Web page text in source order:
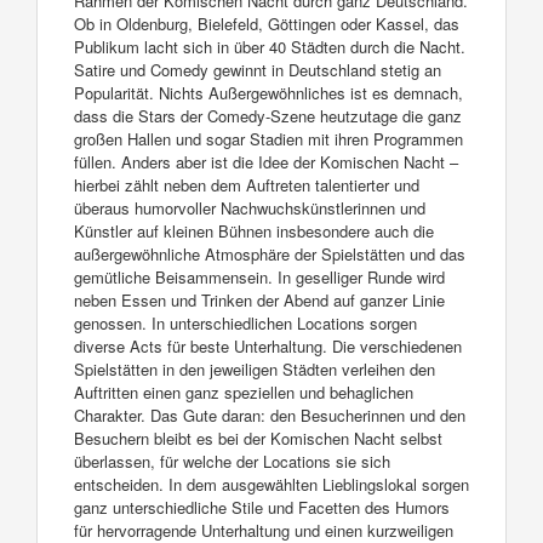
Ob in Oldenburg, Bielefeld, Göttingen oder Kassel, das
Publikum lacht sich in über 40 Städten durch die Nacht.
Satire und Comedy gewinnt in Deutschland stetig an
Popularität. Nichts Außergewöhnliches ist es demnach,
dass die Stars der Comedy-Szene heutzutage die ganz
großen Hallen und sogar Stadien mit ihren Programmen
füllen. Anders aber ist die Idee der Komischen Nacht –
hierbei zählt neben dem Auftreten talentierter und
überaus humorvoller Nachwuchskünstlerinnen und
Künstler auf kleinen Bühnen insbesondere auch die
außergewöhnliche Atmosphäre der Spielstätten und das
gemütliche Beisammensein. In geselliger Runde wird
neben Essen und Trinken der Abend auf ganzer Linie
genossen. In unterschiedlichen Locations sorgen
diverse Acts für beste Unterhaltung. Die verschiedenen
Spielstätten in den jeweiligen Städten verleihen den
Auftritten einen ganz speziellen und behaglichen
Charakter. Das Gute daran: den Besucherinnen und den
Besuchern bleibt es bei der Komischen Nacht selbst
überlassen, für welche der Locations sie sich
entscheiden. In dem ausgewählten Lieblingslokal sorgen
ganz unterschiedliche Stile und Facetten des Humors
für hervorragende Unterhaltung und einen kurzweiligen